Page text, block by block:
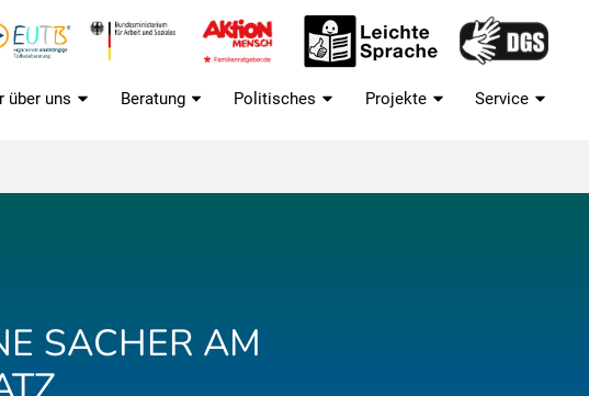
über uns Beratung Politisches Projekte Service
SACHER AM